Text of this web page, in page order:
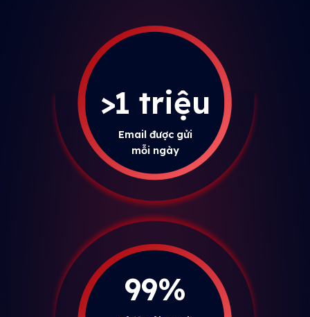
>1 triệu
Email được gửi
mỗi ngày
99%